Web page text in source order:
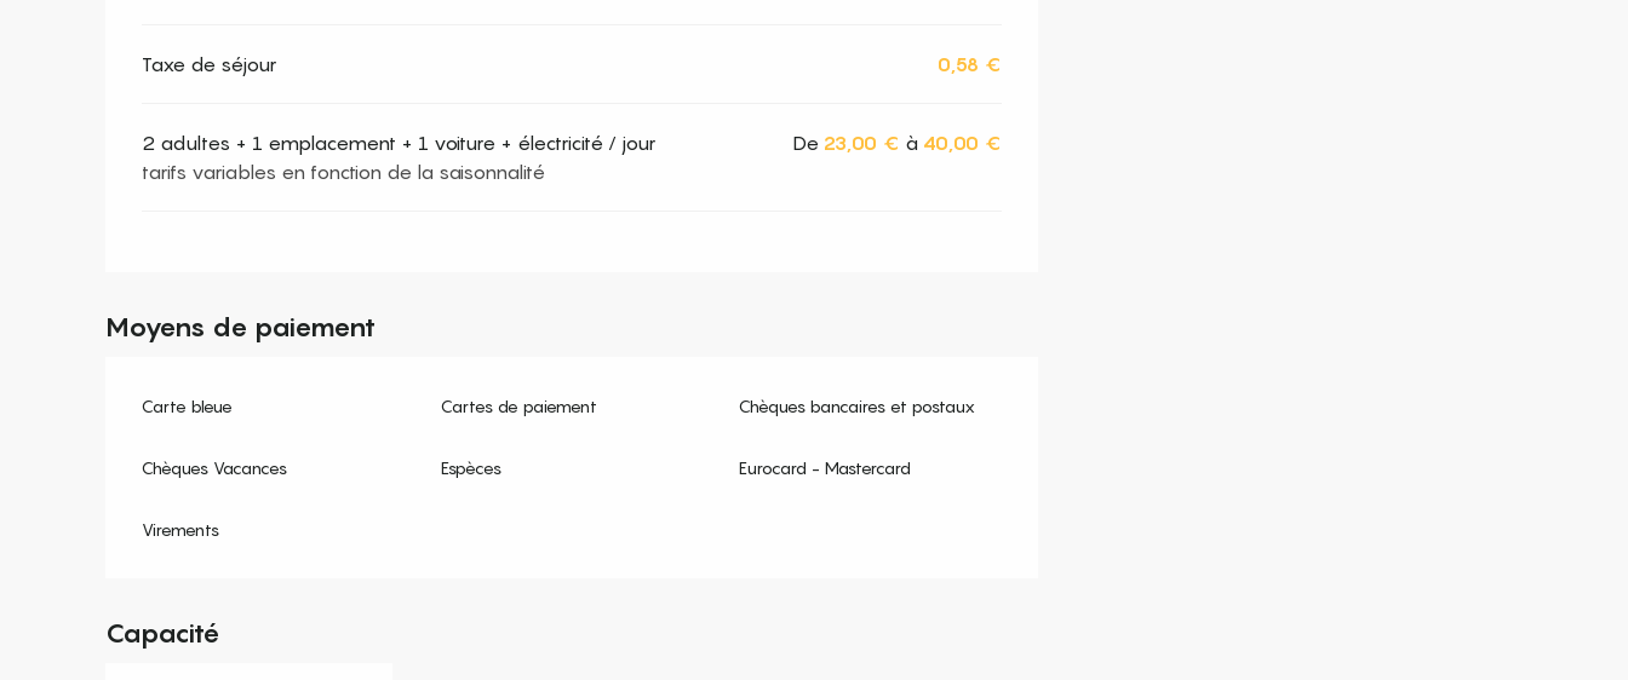
Taxe de séjour 0,58 €
2 adultes + 1 emplacement + 1 voiture + électricité / jour
tarifs variables en fonction de la saisonnalité
De 23,00 € à 40,00 €
Moyens de paiement
Carte bleue Cartes de paiement Chèques bancaires et postaux
Chèques Vacances Espèces Eurocard - Mastercard
Virements
Capacité